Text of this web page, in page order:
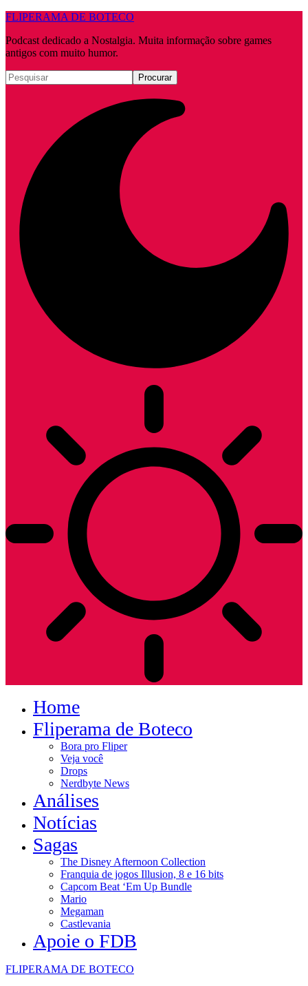
FLIPERAMA DE BOTECO
Podcast dedicado a Nostalgia. Muita informação sobre games
antigos com muito humor.
Home
Fliperama de Boteco
Bora pro Fliper
Veja você
Drops
Nerdbyte News
Análises
Notícias
Sagas
The Disney Afternoon Collection
Franquia de jogos Illusion, 8 e 16 bits
Capcom Beat ‘Em Up Bundle
Mario
Megaman
Castlevania
Apoie o FDB
FLIPERAMA DE BOTECO